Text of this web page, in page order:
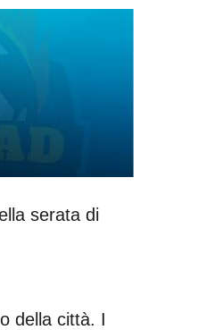
serata di
della città. I